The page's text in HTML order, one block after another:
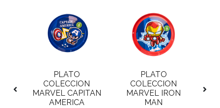
PLATO
COLECCION
MARVEL CAPITAN
AMERICA
PLATO
COLECCION
MARVEL IRON
MAN